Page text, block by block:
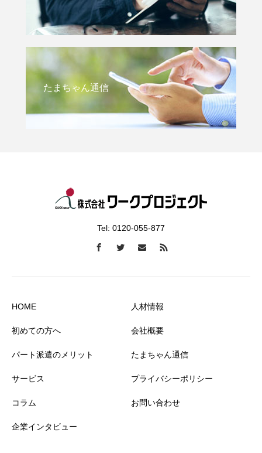
たまちゃん通信
Tel: 0120-055-877
HOME
初めての方へ
パート派遣のメリット
サービス
コラム
企業インタビュー
人材情報
会社概要
たまちゃん通信
プライバシーポリシー
お問い合わせ